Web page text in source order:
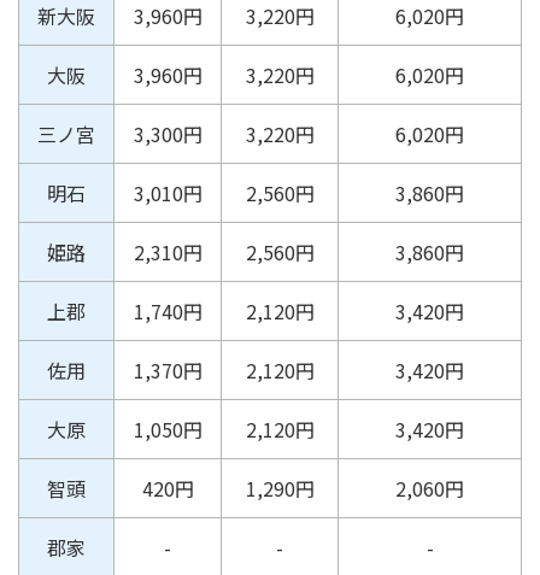
新大阪 3,960円 3,220円 6,020円
大阪 3,960円 3,220円 6,020円
三ノ宮 3,300円 3,220円 6,020円
明石 3,010円 2,560円 3,860円
姫路 2,310円 2,560円 3,860円
上郡 1,740円 2,120円 3,420円
佐用 1,370円 2,120円 3,420円
大原 1,050円 2,120円 3,420円
智頭 420円 1,290円 2,060円
郡家 - - -